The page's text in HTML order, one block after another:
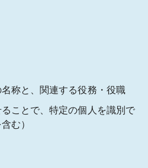
称と、関連する役務・役職
ことで、特定の個人を識別で
む）